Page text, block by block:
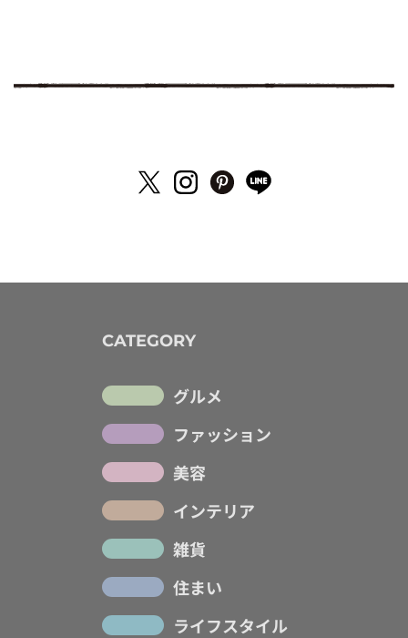
CATEGORY
グルメ
ファッション
美容
インテリア
雑貨
住まい
ライフスタイル